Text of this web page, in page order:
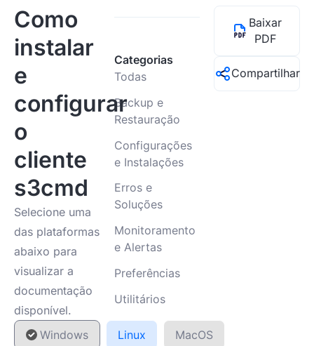
Categorias
Todas
Backup e
Restauração
Configurações
e Instalações
Erros e
Soluções
Monitoramento
e Alertas
Preferências
Utilitários
Como
instalar
e
configurar
o
cliente
s3cmd
Selecione uma
das plataformas
abaixo para
visualizar a
documentação
disponível.
Windows
Linux
MacOS
Baixar
PDF
Compartilhar